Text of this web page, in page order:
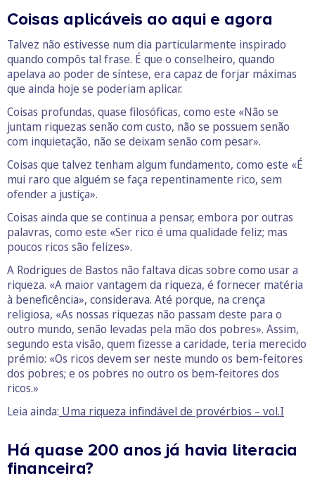
Coisas aplicáveis ao aqui e agora
Talvez não estivesse num dia particularmente inspirado
quando compôs tal frase. É que o conselheiro, quando
apelava ao poder de síntese, era capaz de forjar máximas
que ainda hoje se poderiam aplicar.
Coisas profundas, quase filosóficas, como este «Não se
juntam riquezas senão com custo, não se possuem senão
com inquietação, não se deixam senão com pesar».
Coisas que talvez tenham algum fundamento, como este «É
mui raro que alguém se faça repentinamente rico, sem
ofender a justiça».
Coisas ainda que se continua a pensar, embora por outras
palavras, como este «Ser rico é uma qualidade feliz; mas
poucos ricos são felizes».
A Rodrigues de Bastos não faltava dicas sobre como usar a
riqueza. «A maior vantagem da riqueza, é fornecer matéria
à beneficência», considerava. Até porque, na crença
religiosa, «As nossas riquezas não passam deste para o
outro mundo, senão levadas pela mão dos pobres». Assim,
segundo esta visão, quem fizesse a caridade, teria merecido
prémio: «Os ricos devem ser neste mundo os bem-feitores
dos pobres; e os pobres no outro os bem-feitores dos
ricos.»
Leia ainda: Uma riqueza infindável de provérbios – vol.I
Há quase 200 anos já havia literacia
financeira?